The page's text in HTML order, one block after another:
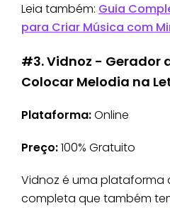
Leia também: Guia
para Criar Música com
#3. Vidnoz - Gerador
Colocar Melodia na
Plataforma:Online
Preço:100% Gratuito
Vidnoz é uma plataforma
completa que também